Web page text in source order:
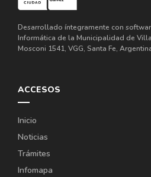
Desarrollado íntegramente con
Informática de la Municipalidad de
Mosconi 1541, VGG, Santa Fe,
ACCESOS
Inicio
Noticias
Trámites
Infomapa